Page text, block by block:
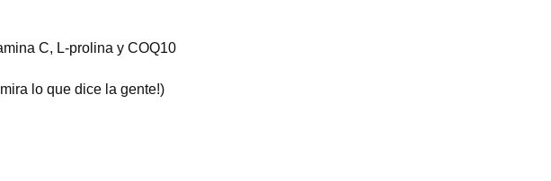
C, L-prolina y COQ10
lo que dice la gente!)